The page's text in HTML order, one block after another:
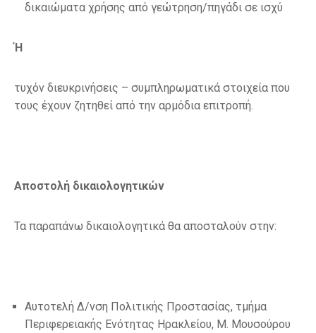
δικαιώματα χρήσης από γεώτρηση/πηγάδι σε ισχύ
Ή
τυχόν διευκρινήσεις – συμπληρωματικά στοιχεία που
τους έχουν ζητηθεί από την αρμόδια επιτροπή.
Αποστολή δικαιολογητικών
Τα παραπάνω δικαιολογητικά θα αποσταλούν στην:
Αυτοτελή Δ/νση Πολιτικής Προστασίας, τμήμα
Περιφερειακής Ενότητας Ηρακλείου, Μ. Μουσούρου